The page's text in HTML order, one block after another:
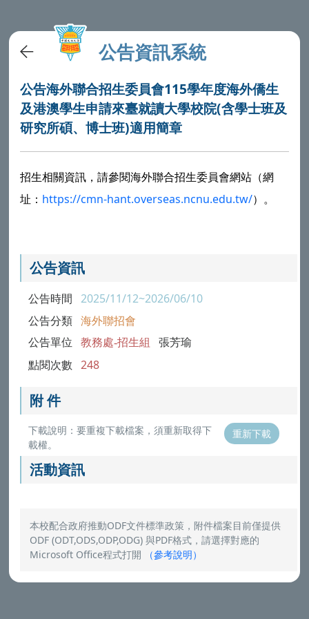
公告資訊系統
公告海外聯合招生委員會115學年度海外僑生
及港澳學生申請來臺就讀大學校院(含學士班及
研究所碩、博士班)適用簡章
招生相關資訊，請參閱海外聯合招生委員會網站（網
址： https://cmn-hant.overseas.ncnu.edu.tw/）。
公告資訊
公告時間 2025/11/12~2026/06/10
公告分類 海外聯招會
公告單位 教務處-招生組 張芳瑜
點閱次數 248
附 件
下載說明：要重複下載檔案，須重新取得下
載權。
重新下載
活動資訊
本校配合政府推動ODF文件標準政策，附件檔案目前僅提供
ODF (ODT,ODS,ODP,ODG) 與PDF格式，請選擇對應的
Microsoft Office程式打開
（參考說明）